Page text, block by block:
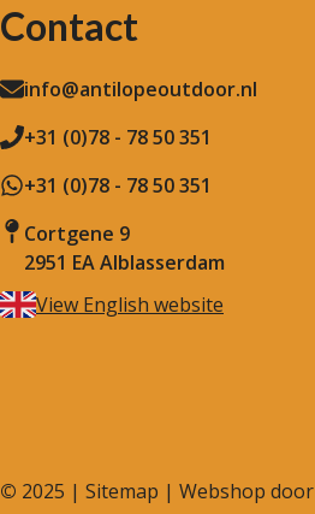
Contact
info@antilopeoutdoor.nl
+31 (0)78 - 78 50 351
+31 (0)78 - 78 50 351
Cortgene 9
2951 EA Alblasserdam
View English website
© 2025 | Sitemap | Webshop door